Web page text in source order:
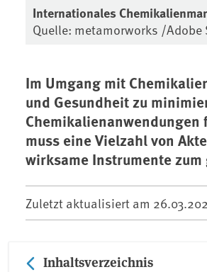
Internationales
Quelle: metamorworks /Adobe
Im Umgang mit
und Gesundheit zu
muss eine Vielzahl von
wirksame Instrumente
Zuletzt aktualisiert am
Inhaltsverzeichnis